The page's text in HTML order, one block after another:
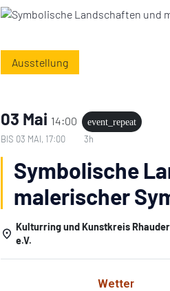
Ausstellung
03 Mai 14:00
event_repeat
BIS 03 MAI, 17:00 3h
Symbolische
malerischer
Kulturring und Kunstkreis
e.V.
Wetter